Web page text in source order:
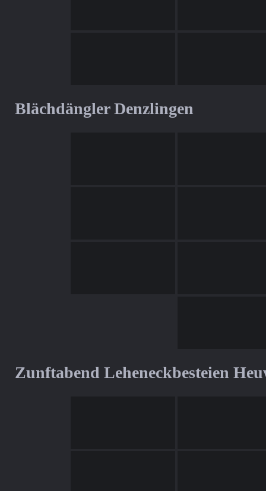
Blächdängler Denzlingen
Zunftabend Leheneckbesteien